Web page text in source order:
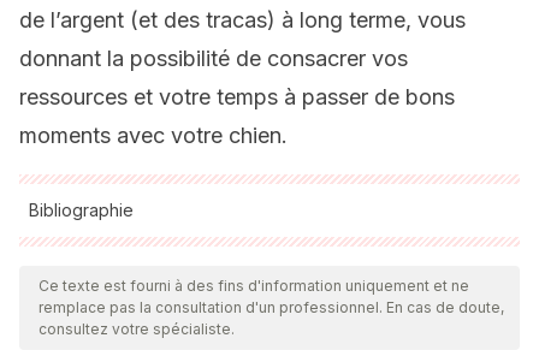
de l’argent (et des tracas) à long terme, vous
donnant la possibilité de consacrer vos
ressources et votre temps à passer de bons
moments avec votre chien.
Bibliographie
Toutes les sources citées ont été examinées en profondeur
par notre équipe pour garantir leur qualité, leur fiabilité, leur
actualité et leur validité. La bibliographie de cet article a été
Ce texte est fourni à des fins d'information uniquement et ne
remplace pas la consultation d'un professionnel. En cas de doute,
consultez votre spécialiste.